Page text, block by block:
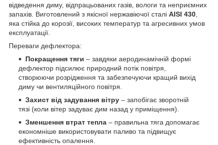
відведення диму, відпрацьованих газів, вологи та неприємних
запахів. Виготовлений з якісної нержавіючої сталі AISI 430
яка стійка до корозії, високих температур та агресивних умов
експлуатації.
Переваги дефлектора:
Покращення тяги – завдяки аеродинамічній формі
дефлектор підсилює природний потік повітря,
створюючи розрідження та забезпечуючи кращий вихід
диму чи вентиляційного повітря.
Захист від задування вітру – запобігає зворотній
тязі (коли вітер задуває дим назад у приміщення).
Зменшення втрат тепла – правильна тяга допомагає
економніше використовувати паливо та підвищує
ефективність опалення.